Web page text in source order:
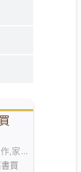
買